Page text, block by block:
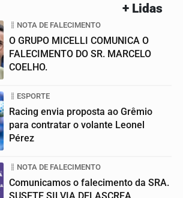
+ Lidas
NOTA DE FALECIMENTO
O GRUPO MICELLI COMUNICA O
FALECIMENTO DO SR. MARCELO
COELHO.
ESPORTE
Racing envia proposta ao Grêmio
para contratar o volante Leonel
Pérez
NOTA DE FALECIMENTO
Comunicamos o falecimento da SRA.